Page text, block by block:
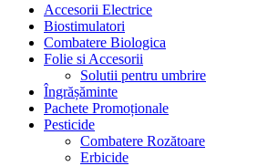
Accesorii Electrice
Biostimulatori
Combatere Biologica
Folie si Accesorii
Solutii pentru umbrire
Îngrășăminte
Pachete Promoționale
Pesticide
Combatere Rozătoare
Erbicide